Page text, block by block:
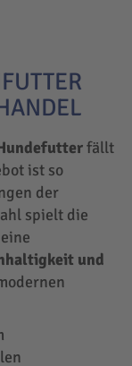
fällt
ist so
der
spielt die
und